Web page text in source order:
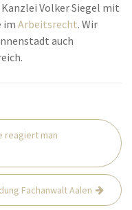
Volker Siegel mit
im Arbeitsrecht. Wir
auch
reagiert man
Fachanwalt Aalen